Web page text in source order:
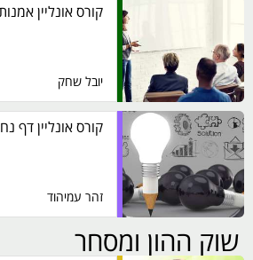
קורס אונליין
יובל שחק
קורס אונליין דף
זהר עמיהוד
שוק ההון ומסחר